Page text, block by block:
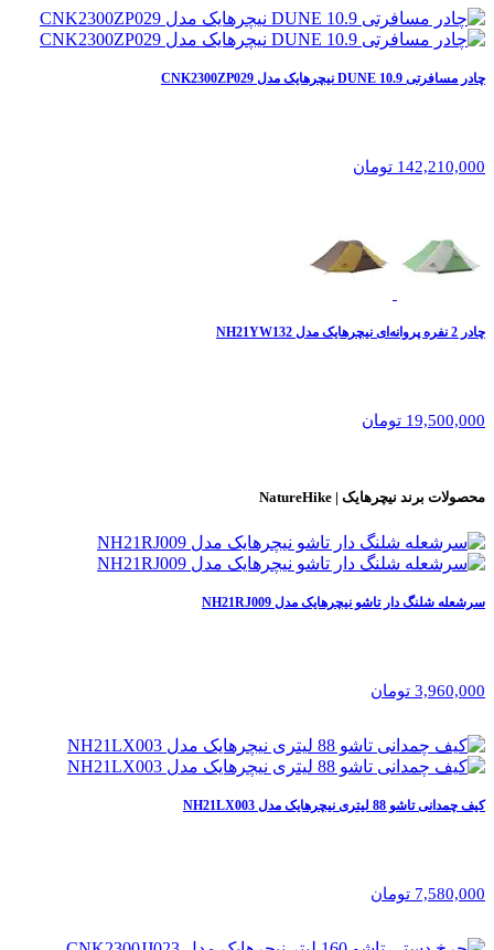
چادر مسافرتی 10.9 DUNE نیچرهایک مدل CNK2300ZP029
142,210,000 تومان
چادر 2 نفره پروانه‌ای نیچرهایک مدل NH21YW132
19,500,000 تومان
محصولات برند نیچرهایک | NatureHike
سرشعله شلنگ دار تاشو نیچرهایک مدل NH21RJ009
3,960,000 تومان
کیف چمدانی تاشو 88 لیتری نیچرهایک مدل NH21LX003
7,580,000 تومان